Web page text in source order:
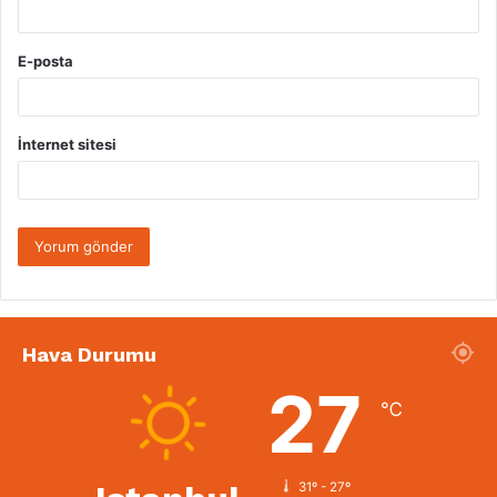
E-posta
İnternet sitesi
Hava Durumu
27 ℃
31º - 27º